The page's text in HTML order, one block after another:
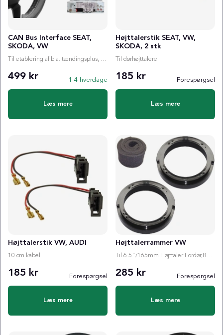
CAN Bus Interface SEAT,
SKODA, VW
Til etablering af bla. tændingsplus, ratstyring etc.
499 kr 1-4 hverdage
Læs mere
Højttalerstik SEAT, VW,
SKODA, 2 stk
Til dørhøjttalere
185 kr Forespørgsel
Læs mere
Højttalerstik VW, AUDI
10 cm kabel
185 kr Forespørgsel
Læs mere
Højttalerrammer VW
Til 6.5"/165mm Højttaler Fordør,Bagdør
285 kr Forespørgsel
Læs mere